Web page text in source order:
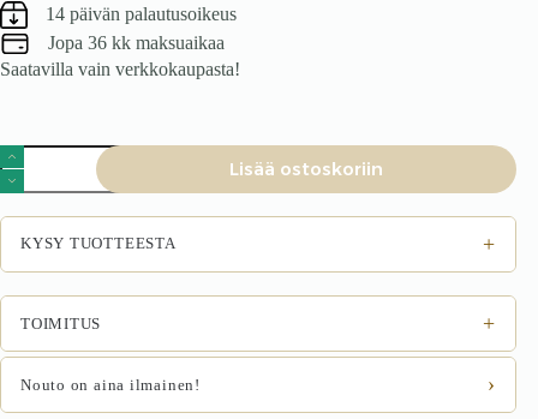
14 päivän palautusoikeus
Jopa 36 kk maksuaikaa
Saatavilla vain verkkokaupasta!
K479
tuoli
tummanvihreä
määrä
Lisää ostoskoriin
KYSY TUOTTEESTA +
TOIMITUS +
Nouto on aina ilmainen! ›